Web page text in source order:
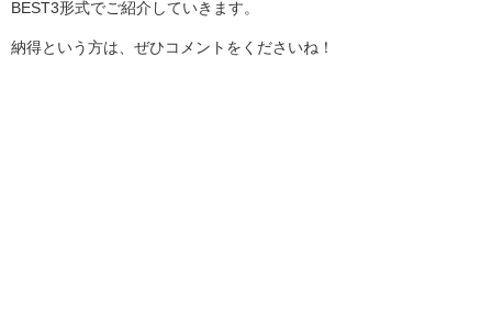
BEST3形式でご紹介していきます。
納得という方は、ぜひコメントをくださいね！